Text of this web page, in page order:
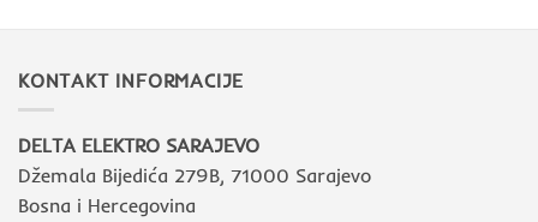
KONTAKT INFORMACIJE
DELTA ELEKTRO SARAJEVO
Džemala Bijedića 279B, 71000 Sarajevo
Bosna i Hercegovina